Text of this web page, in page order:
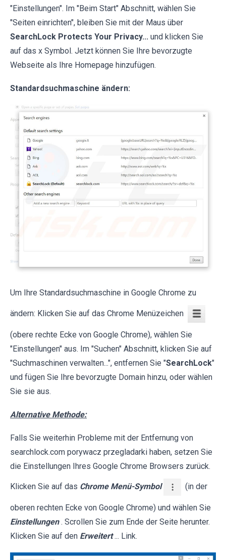
"Einstellungen". Im "Beim Start" Abschnitt, wählen Sie
"Seiten einrichten", bleiben Sie mit der Maus über
SearchLock Protects Your Privacy... und klicken Sie
auf das x Symbol. Jetzt können Sie Ihre bevorzugte
Webseite als Ihre Homepage hinzufügen.
Standardsuchmaschine ändern:
Um Ihre Standardsuchmaschine in Google Chrome zu
ändern: Klicken Sie auf das Chrome Menüzeichen
(obere rechte Ecke von Google Chrome), wählen Sie
"Einstellungen" aus. Im "Suchen" Abschnitt, klicken Sie auf
"Suchmaschinen verwalten...", entfernen Sie "SearchLock"
und fügen Sie Ihre bevorzugte Domain hinzu, oder wählen
Sie sie aus.
Alternative Methode:
Falls Sie weiterhin Probleme mit der Entfernung von
searchlock.com porywacz przegladarki haben, setzen Sie
die Einstellungen Ihres Google Chrome Browsers zurück.
Klicken Sie auf das Chrome Menü-Symbol (in der
oberen rechten Ecke von Google Chrome) und wählen Sie
Einstellungen . Scrollen Sie zum Ende der Seite herunter.
Klicken Sie auf den Erweitert ... Link.